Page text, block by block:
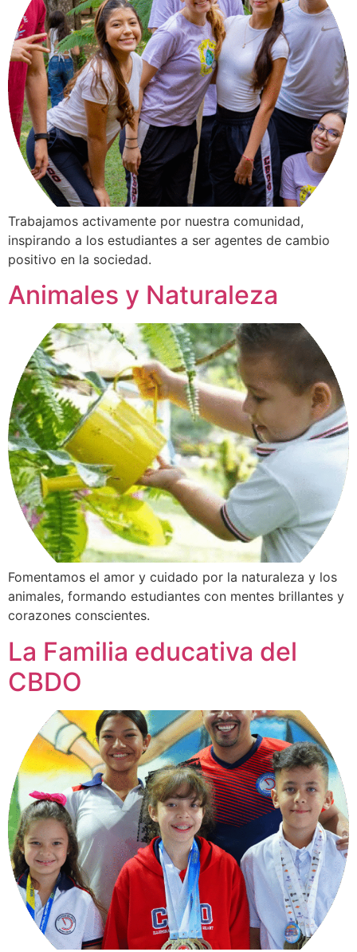
Trabajamos activamente por nuestra comunidad,
inspirando a los estudiantes a ser agentes de cambio
positivo en la sociedad.
Animales y Naturaleza
Fomentamos el amor y cuidado por la naturaleza y los
animales, formando estudiantes con mentes brillantes y
corazones conscientes.
La Familia educativa del
CBDO